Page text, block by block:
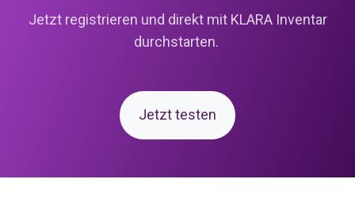
Jetzt registrieren und direkt mit KLARA Inventar
durchstarten.
Jetzt testen